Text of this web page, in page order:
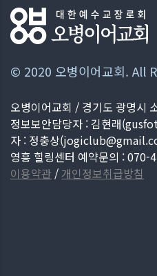
© 2020 오병이어교회. All
오병이어교회 / 경기도 광명시
정보보안담당자 : 김현래(
자 : 정충상(
영흥 힐링센터 예약문의 : 070-
이용약관 /개인정보취급방침